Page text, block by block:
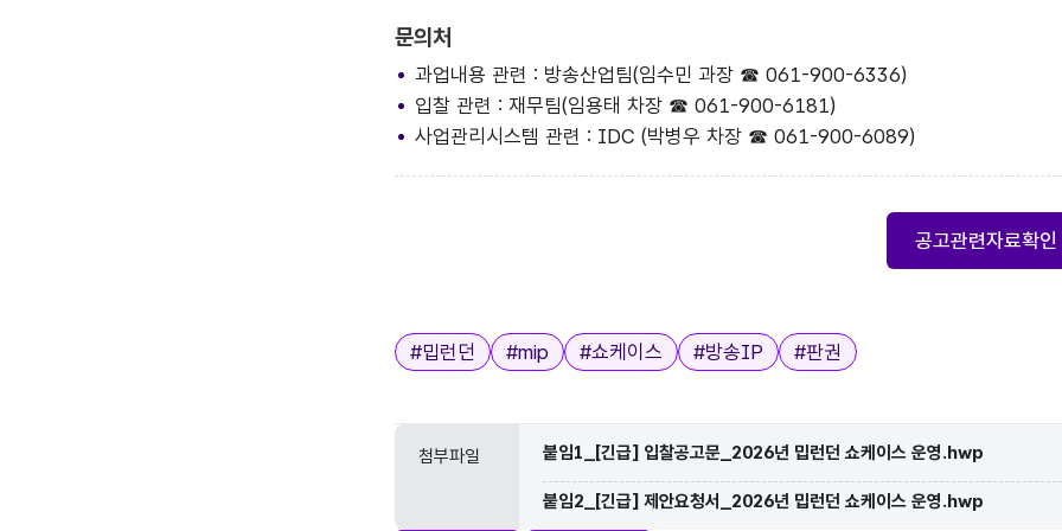
문의처
과업내용 관련 : 방송산업팀(임수민 과장 ☎ 061-900-6336)
입찰 관련 : 재무팀(임용태 차장 ☎ 061-900-6181)
사업관리시스템 관련 : IDC (박병우 차장 ☎ 061-900-6089)
공고관련자료확인
태그
#밉런던 #mip #쇼케이스 #방송IP #판권
첨부파일 붙임1_[긴급] 입찰공고문_2026년 밉런던 쇼케이스 운영.hwp
붙임2_[긴급] 제안요청서_2026년 밉런던 쇼케이스 운영.hwp